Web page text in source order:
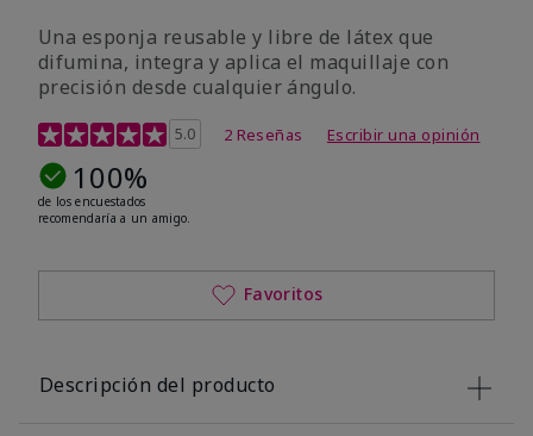
Una esponja reusable y libre de látex que
difumina, integra y aplica el maquillaje con
precisión desde cualquier ángulo.
Calificación de clientes de 5 de 5
5.0 2 Reseñas Escribir una opinión
100%
de los encuestados
recomendaría a un amigo.
Favoritos
Descripción del producto